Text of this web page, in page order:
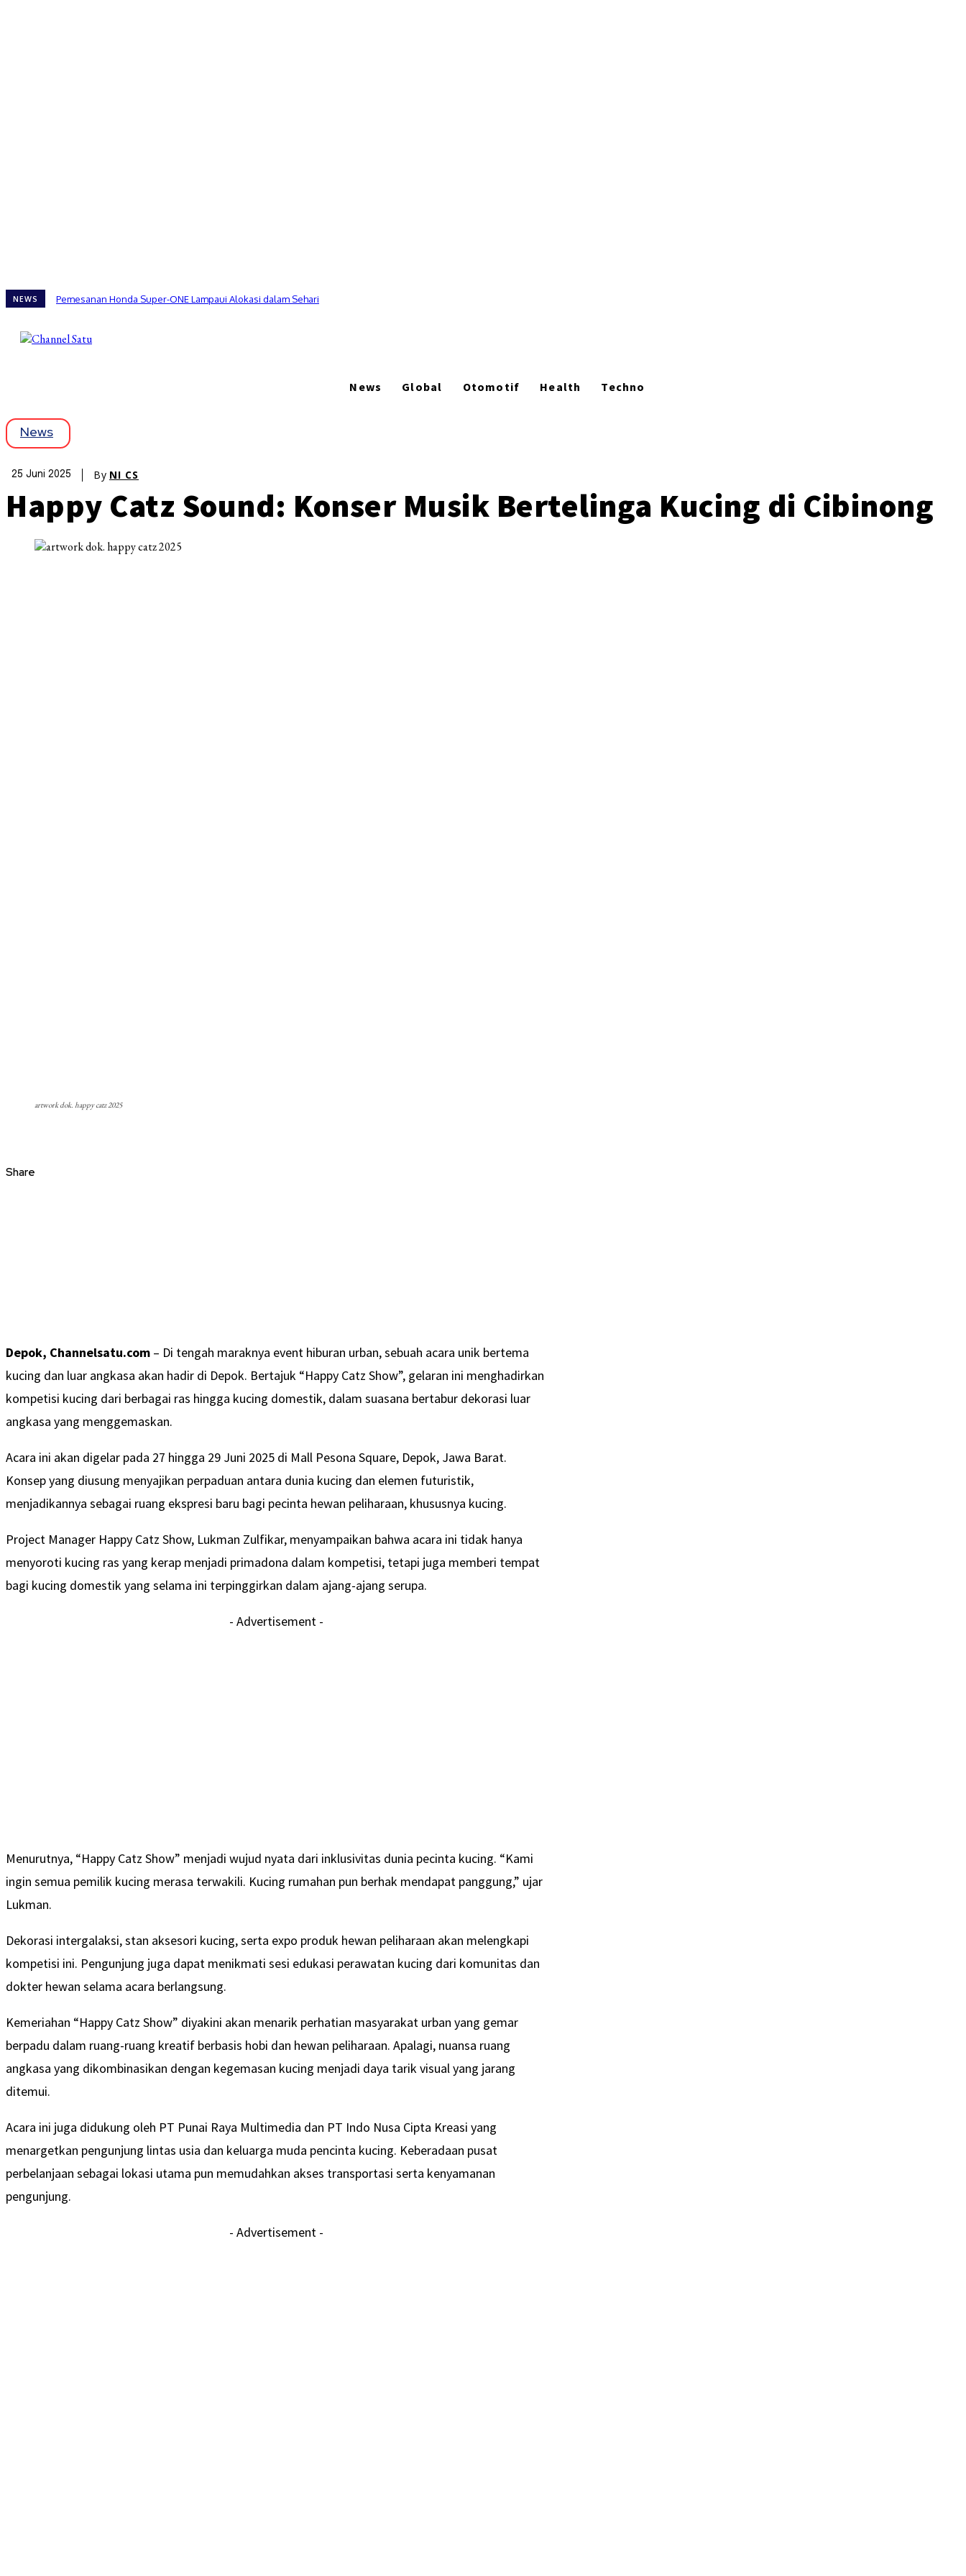
NEWS Pemesanan Honda Super-ONE Lampaui Alokasi dalam Sehari
News Global Otomotif Health Techno
News
25 Juni 2025 By NI CS
Happy Catz Sound: Konser Musik Bertelinga Kucing di Cibinong
artwork dok. happy catz 2025
Share
Depok, Channelsatu.com – Di tengah maraknya event hiburan urban, sebuah acara unik bertema
kucing dan luar angkasa akan hadir di Depok. Bertajuk “Happy Catz Show”, gelaran ini menghadirkan
kompetisi kucing dari berbagai ras hingga kucing domestik, dalam suasana bertabur dekorasi luar
angkasa yang menggemaskan.
Acara ini akan digelar pada 27 hingga 29 Juni 2025 di Mall Pesona Square, Depok, Jawa Barat.
Konsep yang diusung menyajikan perpaduan antara dunia kucing dan elemen futuristik,
menjadikannya sebagai ruang ekspresi baru bagi pecinta hewan peliharaan, khususnya kucing.
Project Manager Happy Catz Show, Lukman Zulfikar, menyampaikan bahwa acara ini tidak hanya
menyoroti kucing ras yang kerap menjadi primadona dalam kompetisi, tetapi juga memberi tempat
bagi kucing domestik yang selama ini terpinggirkan dalam ajang-ajang serupa.
- Advertisement -
Menurutnya, “Happy Catz Show” menjadi wujud nyata dari inklusivitas dunia pecinta kucing. “Kami
ingin semua pemilik kucing merasa terwakili. Kucing rumahan pun berhak mendapat panggung,” ujar
Lukman.
Dekorasi intergalaksi, stan aksesori kucing, serta expo produk hewan peliharaan akan melengkapi
kompetisi ini. Pengunjung juga dapat menikmati sesi edukasi perawatan kucing dari komunitas dan
dokter hewan selama acara berlangsung.
Kemeriahan “Happy Catz Show” diyakini akan menarik perhatian masyarakat urban yang gemar
berpadu dalam ruang-ruang kreatif berbasis hobi dan hewan peliharaan. Apalagi, nuansa ruang
angkasa yang dikombinasikan dengan kegemasan kucing menjadi daya tarik visual yang jarang
ditemui.
Acara ini juga didukung oleh PT Punai Raya Multimedia dan PT Indo Nusa Cipta Kreasi yang
menargetkan pengunjung lintas usia dan keluarga muda pencinta kucing. Keberadaan pusat
perbelanjaan sebagai lokasi utama pun memudahkan akses transportasi serta kenyamanan
pengunjung.
- Advertisement -